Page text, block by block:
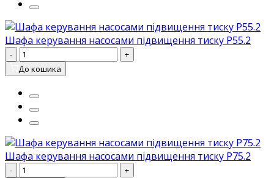
Шафа керування насосами підвищення тиску P55.2
-
+
До кошика
Шафа керування насосами підвищення тиску P75.2
-
+